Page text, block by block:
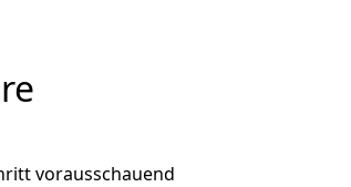
vorausschauend